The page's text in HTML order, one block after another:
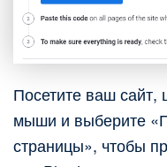
Посетите ваш сайт,
мыши и выберите
страницы», чтобы